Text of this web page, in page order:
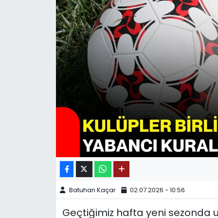
Batuhan Kaçar 02.07.2026 - 10:56
Geçtiğimiz hafta yeni sezonda
11:11 MANŞET